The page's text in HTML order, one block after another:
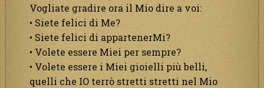
Vogliate gradire ora il Mio dire a voi:
• Siete felici di Me?
• Siete felici di appartenerMi?
• Volete essere Miei per sempre?
• Volete essere i Miei gioielli più belli,
quelli che IO terrò stretti stretti nel Mio